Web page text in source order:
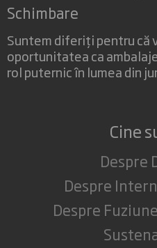
Schimbare
Suntem diferiți pentru că
oportunitatea ca
rol puternic în lumea din
Cine
Despre
Despre
Despre